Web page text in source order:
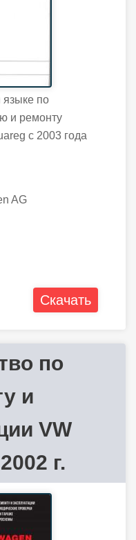
языке по
и ремонту
с 2003 года
AG
Скачать
по
и
VW
г.